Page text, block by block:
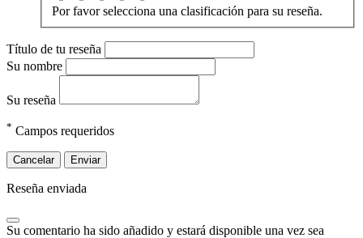
Por favor selecciona una clasificación para su reseña.
Título de tu reseña
Su nombre
Su reseña
* Campos requeridos
Cancelar Enviar
Reseña enviada
Su comentario ha sido añadido y estará disponible una vez sea